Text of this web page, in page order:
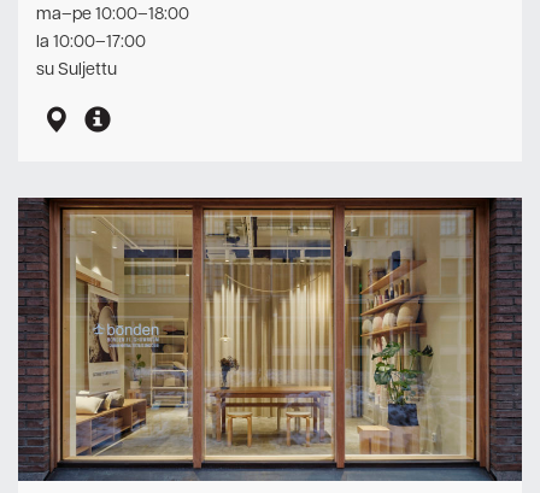
ma–pe 10:00–18:00
la 10:00–17:00
su Suljettu